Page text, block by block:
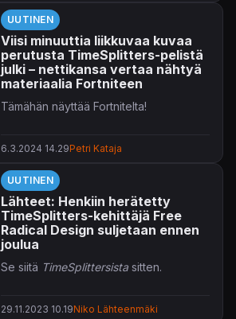
Interactive, vuonna 2007 perustettu
studio muun muassa uudenkarhean
Alone in the Darkintakaa. Embracer
Groupin haaviin kehittäjät päätyivät
vuonna 2017, mutta nyt pelitalo on siis
suljettu lopullisesti – tästä kertoo
verkkosivun ytimekäs viesti
UUTINEN
Viisi minuuttia liikkuvaa kuvaa
perutusta TimeSplitters-pelistä
julki – nettikansa vertaa nähtyä
materiaalia Fortniteen
Tämähän näyttää Fortnitelta!
6.3.2024 14.29Petri Kataja
UUTINEN
Lähteet: Henkiin herätetty
TimeSplitters-kehittäjä Free
Radical Design suljetaan ennen
joulua
Se siitä TimeSplittersista sitten.
29.11.2023 10.19Niko Lähteenmäki